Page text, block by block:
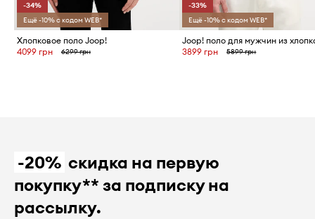
-34%
Ещё -10% с кодом WEB*
Хлопковое поло Joop!
4099 грн
6299 грн
-33%
Ещё -10% с кодом WEB*
Joop! поло для мужчин из
3899 грн
5899 грн
-20% скидка на первую
покупку** за подписку на
рассылку.